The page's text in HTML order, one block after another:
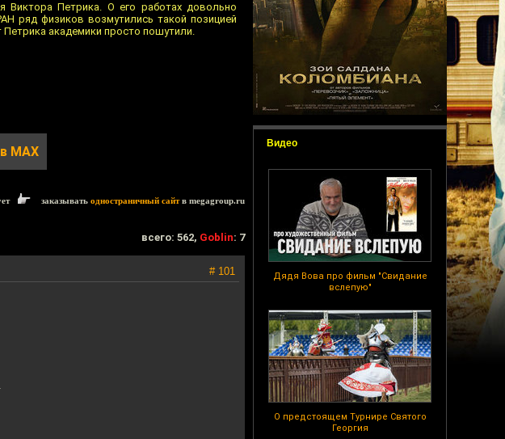
Видео
Дядя Вова про фильм "Свидание
вслепую"
О предстоящем Турнире Святого
Георгия
Виктора Петрика. О его работах довольно
ряд физиков возмутились такой позицией
Петрика академики просто пошутили.
MAX
заказывать одностраничный сайтв megagroup.ru
всего: 562, Goblin: 7
# 101